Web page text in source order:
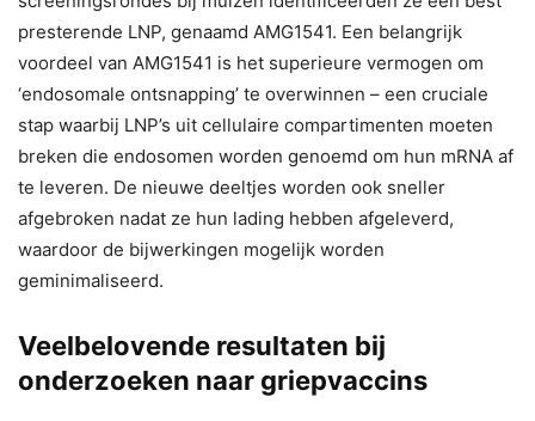
presterende LNP, genaamd AMG1541. Een belangrijk
voordeel van AMG1541 is het superieure vermogen om
‘endosomale ontsnapping’ te overwinnen – een cruciale
stap waarbij LNP’s uit cellulaire compartimenten moeten
breken die endosomen worden genoemd om hun mRNA af
te leveren. De nieuwe deeltjes worden ook sneller
afgebroken nadat ze hun lading hebben afgeleverd,
waardoor de bijwerkingen mogelijk worden
geminimaliseerd.
Veelbelovende resultaten bij
onderzoeken naar griepvaccins